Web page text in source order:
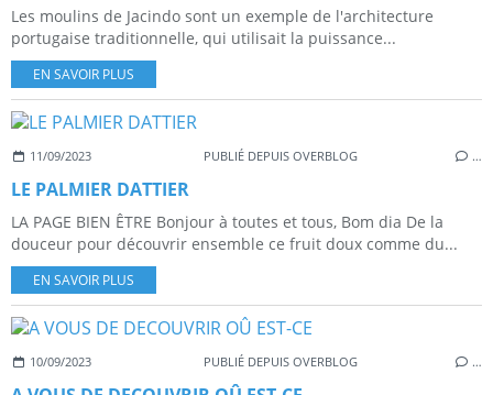
Les moulins de Jacindo sont un exemple de l'architecture
portugaise traditionnelle, qui utilisait la puissance...
EN SAVOIR PLUS
11/09/2023 PUBLIÉ DEPUIS OVERBLOG …
LE PALMIER DATTIER
LA PAGE BIEN ÊTRE Bonjour à toutes et tous, Bom dia De la
douceur pour découvrir ensemble ce fruit doux comme du...
EN SAVOIR PLUS
10/09/2023 PUBLIÉ DEPUIS OVERBLOG …